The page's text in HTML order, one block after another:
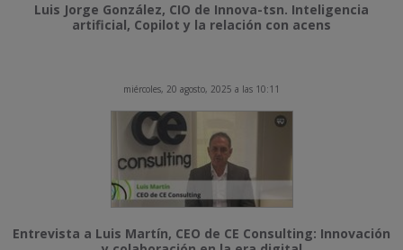
Luis Jorge González, CIO de Innova-tsn. Inteligencia
artificial, Copilot y la relación con acens
miércoles, 20 agosto, 2025 a las 10:11
Entrevista a Luis Martín, CEO de CE Consulting: Innovación